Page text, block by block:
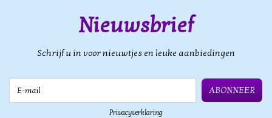
Nieuwsbrief
Schrijf u in voor nieuwtjes en leuke aanbiedingen
ABONNEER
Privacyverklaring